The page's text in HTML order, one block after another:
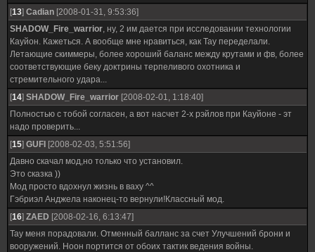
[13] Cadian [2008-01-31, 9:53:36]
SHADOW_Fire_warrior, ну, 2 им дается при исследовании технологии
Кауйон. Кажеться. А вообще мне нравиться, как Тау переделали.
Летающие скиммеры, более хороший баланс между крутами и фв, более
соответствующие беку доктрины терпеливого охотника и
стремительного удара...
[14] SHADOW_Fire_warrior [2008-02-01, 1:18:40]
Полностью с тобой согласен, а вот насчет 2-х рэйлов при Кауйоне - эт
надо проверить...
[15] GUFI [2008-02-03, 5:51:56]
Давно скачал мод,но только что установил.
Это сказка ))
Мод просто вдохнул жизнь в ваху ^^
Гэбриэл Анджела наконец-то вернули!Классный мод.
[16] ZAED [2008-02-16, 6:13:47]
Тау меня порадовали. Отменный балланс за счет Улучшений брони и
вооружений. Ноон портится от обоих тактик ведения войны.